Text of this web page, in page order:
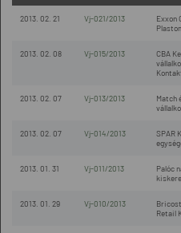
2013. 02. 21 Vj-021/2013
Exxon
2013. 02. 08 Vj-015/2013
CBA
2013. 02. 07 Vj-013/2013
Match
2013. 02. 07 Vj-014/2013
SPAR
2013. 01. 31 Vj-011/2013
Palóc
2013. 01. 29 Vj-010/2013
Retail